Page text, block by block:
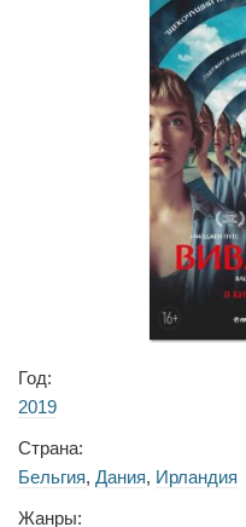
Год:
2019
Страна:
Бельгия, Дания, Ирландия
Жанры: